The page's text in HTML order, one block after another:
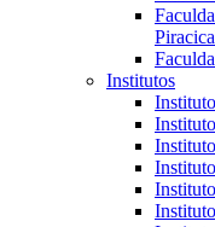
Institutos